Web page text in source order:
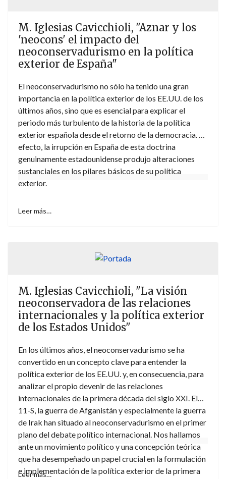
M. Iglesias Cavicchioli, "Aznar y los
'neocons' el impacto del
neoconservadurismo en la política
exterior de España"
El neoconservadurismo no sólo ha tenido una gran
importancia en la política exterior de los EE.UU. de los
últimos años, sino que es esencial para explicar el
periodo más turbulento de la historia de la política
exterior española desde el retorno de la democracia. En
efecto, la irrupción en España de esta doctrina
genuinamente estadounidense produjo alteraciones
sustanciales en los pilares básicos de su política
exterior.
Leer más…
M. Iglesias Cavicchioli, "La visión
neoconservadora de las relaciones
internacionales y la política exterior
de los Estados Unidos"
En los últimos años, el neoconservadurismo se ha
convertido en un concepto clave para entender la
política exterior de los EE.UU. y, en consecuencia, para
analizar el propio devenir de las relaciones
internacionales de la primera década del siglo XXI. El
11-S, la guerra de Afganistán y especialmente la guerra
de Irak han situado al neoconservadurismo en el primer
plano del debate político internacional. Nos hallamos
ante un movimiento político y una concepción teórica
que ha desempeñado un papel crucial en la formulación
e implementación de la política exterior de la primera
Leer más…